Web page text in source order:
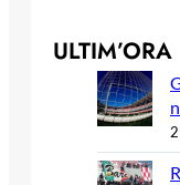
ULTIM’ORA